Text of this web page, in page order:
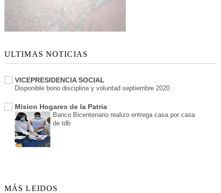
ULTIMAS NOTICIAS
VICEPRESIDENCIA SOCIAL
Disponible bono disciplina y voluntad septiembre 2020
Mision Hogares de la Patria
Banco Bicentenario realizo entrega casa por casa
de tdb
MÁS LEIDOS